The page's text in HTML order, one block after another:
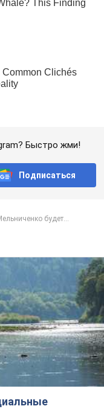
Быстро жми!
Подписаться
будет...